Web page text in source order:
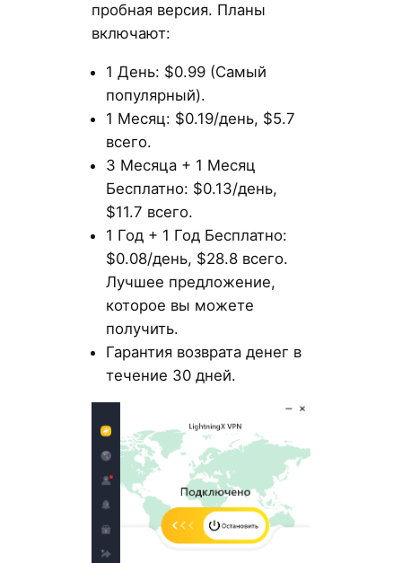
пробная версия. Планы
включают:
1 День: $0.99 (Самый
популярный).
1 Месяц: $0.19/день, $5.7
всего.
3 Месяца + 1 Месяц
Бесплатно: $0.13/день,
$11.7 всего.
1 Год + 1 Год Бесплатно:
$0.08/день, $28.8 всего.
Лучшее предложение,
которое вы можете
получить.
Гарантия возврата денег в
течение 30 дней.